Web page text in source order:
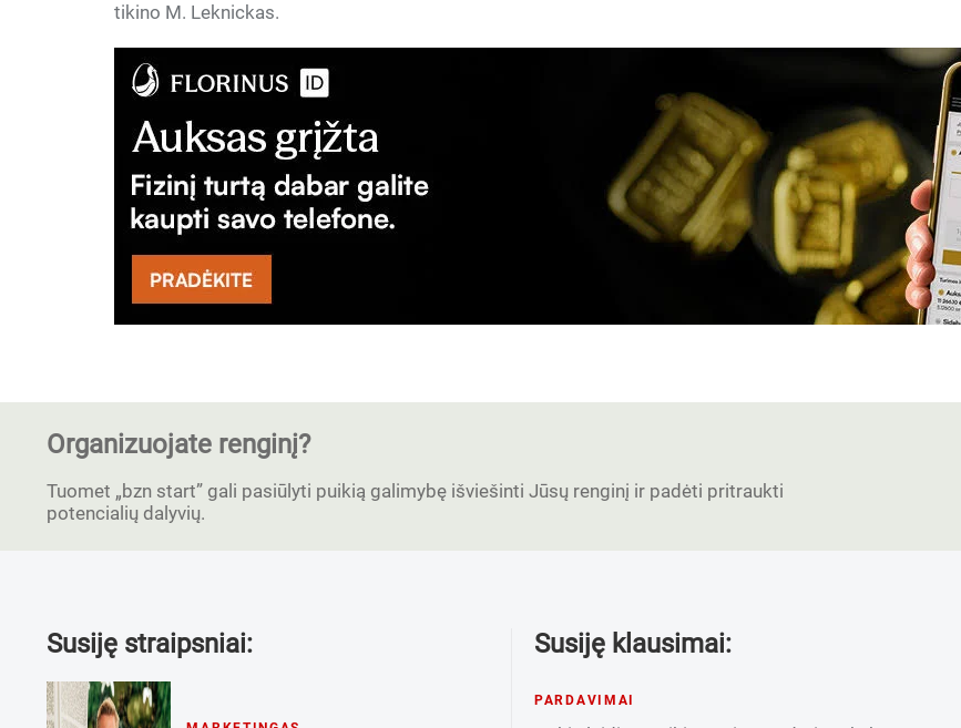
tikino M. Leknickas.
Organizuojate renginį?
Tuomet „bzn start” gali pasiūlyti puikią galimybę išviešinti Jūsų renginį ir padėti pritraukti
potencialių dalyvių.
Susiję straipsniai: Susiję klausimai:
PARDAVIMAI